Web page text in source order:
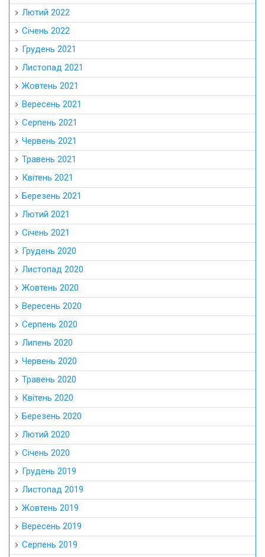
Лютий 2022
Січень 2022
Грудень 2021
Листопад 2021
Жовтень 2021
Вересень 2021
Серпень 2021
Червень 2021
Травень 2021
Квітень 2021
Березень 2021
Лютий 2021
Січень 2021
Грудень 2020
Листопад 2020
Жовтень 2020
Вересень 2020
Серпень 2020
Липень 2020
Червень 2020
Травень 2020
Квітень 2020
Березень 2020
Лютий 2020
Січень 2020
Грудень 2019
Листопад 2019
Жовтень 2019
Вересень 2019
Серпень 2019